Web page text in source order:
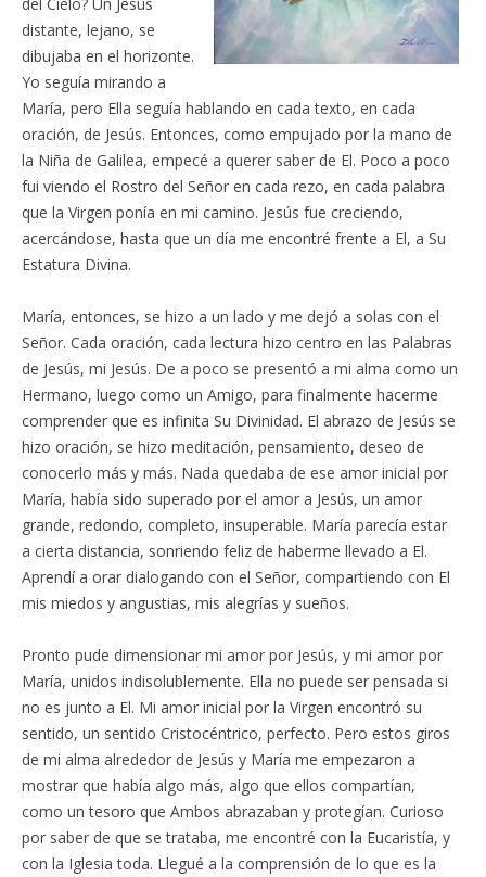
distante, lejano, se
dibujaba en el horizonte.
Yo seguía mirando a
María, pero Ella seguía hablando en cada texto, en cada
oración, de Jesús. Entonces, como empujado por la mano de
la Niña de Galilea, empecé a querer saber de El. Poco a poco
fui viendo el Rostro del Señor en cada rezo, en cada palabra
que la Virgen ponía en mi camino. Jesús fue creciendo,
acercándose, hasta que un día me encontré frente a El, a Su
Estatura Divina.
María, entonces, se hizo a un lado y me dejó a solas con el
Señor. Cada oración, cada lectura hizo centro en las Palabras
de Jesús, mi Jesús. De a poco se presentó a mi alma como un
Hermano, luego como un Amigo, para finalmente hacerme
comprender que es infinita Su Divinidad. El abrazo de Jesús se
hizo oración, se hizo meditación, pensamiento, deseo de
conocerlo más y más. Nada quedaba de ese amor inicial por
María, había sido superado por el amor a Jesús, un amor
grande, redondo, completo, insuperable. María parecía estar
a cierta distancia, sonriendo feliz de haberme llevado a El.
Aprendí a orar dialogando con el Señor, compartiendo con El
mis miedos y angustias, mis alegrías y sueños.
Pronto pude dimensionar mi amor por Jesús, y mi amor por
María, unidos indisolublemente. Ella no puede ser pensada si
no es junto a El. Mi amor inicial por la Virgen encontró su
sentido, un sentido Cristocéntrico, perfecto. Pero estos giros
de mi alma alrededor de Jesús y María me empezaron a
mostrar que había algo más, algo que ellos compartían,
como un tesoro que Ambos abrazaban y protegían. Curioso
por saber de que se trataba, me encontré con la Eucaristía, y
con la Iglesia toda. Llegué a la comprensión de lo que es la